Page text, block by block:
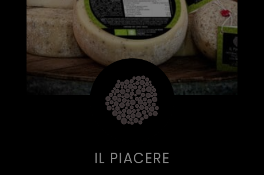
IL PIACERE